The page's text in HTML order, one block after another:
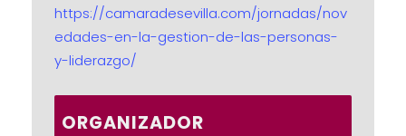
https://camaradesevilla.com/jornadas/nov
edades-en-la-gestion-de-las-personas-
y-liderazgo/
ORGANIZADOR